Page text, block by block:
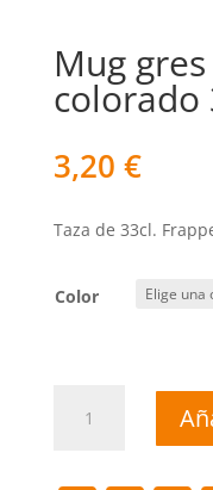
Mug
colorado
3,20 €
Taza de 33cl.
Color